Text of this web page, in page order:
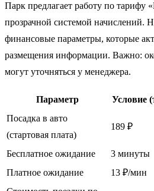
Парк предлагает работу по тарифу
прозрачной системой начислений.
финансовые параметры, которые
размещения информации. Важно:
могут уточняться у менеджера.
Параметр
Условие
Посадка в авто
(стартовая плата)
189 ₽
Бесплатное ожидание
3 минуты
Платное ожидание
13 ₽/мин